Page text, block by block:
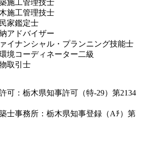
施工管理技士
施工管理技士
家鑑定士
アドバイザー
イナンシャル・プランニング技能士
境コーディネーター二級
取引士
可：栃木県知事許可（特-29）第2134
士事務所：栃木県知事登録（Aﾁ）第